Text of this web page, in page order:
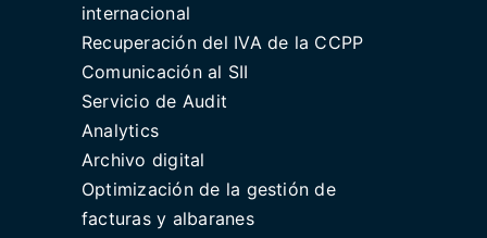
internacional
Recuperación del IVA de la CCPP
Comunicación al SII
Servicio de Audit
Analytics
Archivo digital
Optimización de la gestión de
facturas y albaranes